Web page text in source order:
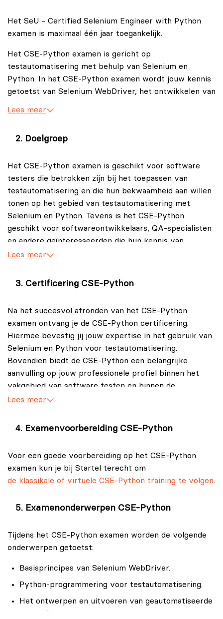
Het SeU - Certified Selenium Engineer with Python
examen is maximaal één jaar toegankelijk.
Het CSE-Python examen is gericht op
testautomatisering met behulp van Selenium en
Python. In het CSE-Python examen wordt jouw kennis
getoetst van Selenium WebDriver, het ontwikkelen van
Lees meer
Doelgroep
Het CSE-Python examen is geschikt voor software
testers die betrokken zijn bij het toepassen van
testautomatisering en die hun bekwaamheid aan willen
tonen op het gebied van testautomatisering met
Selenium en Python. Tevens is het CSE-Python
geschikt voor softwareontwikkelaars, QA-specialisten
en andere geïnteresseerden die hun kennis van
Selenium en Python willen bevestigen.
Lees meer
Certificering CSE-Python
Na het succesvol afronden van het CSE-Python
examen ontvang je de CSE-Python certificering.
Hiermee bevestig jij jouw expertise in het gebruik van
Selenium en Python voor testautomatisering.
Bovendien biedt de CSE-Python een belangrijke
aanvulling op jouw professionele profiel binnen het
vakgebied van software testen en binnen de
specialisatie van testautomatisering.
Lees meer
Examenvoorbereiding CSE-Python
Voor een goede voorbereiding op het CSE-Python
examen kun je bij Startel terecht om
de klassikale of virtuele CSE-Python training te volgen.
Examenonderwerpen CSE-Python
Tijdens het CSE-Python examen worden de volgende
onderwerpen getoetst:
Basisprincipes van Selenium WebDriver.
Python-programmering voor testautomatisering.
Het ontwerpen en uitvoeren van geautomatiseerde
testscripts.